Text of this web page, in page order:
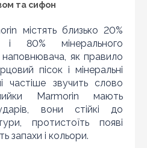
та сифон
містять близько 20%
80% мінерального
як правило
пісок і мінеральні
частіше звучить слово
Marmorin мають
вони стійкі до
протистоїть появі
запахи і кольори.
Якщо ви блукаючи
потрібного Вам товару
нам знати, і ми будемо
для Вас ціну (за умови,
бути у конкурента в
товар в іншому інтернет-